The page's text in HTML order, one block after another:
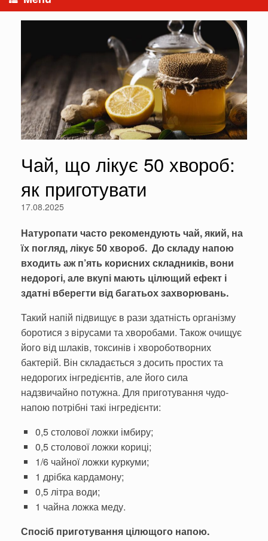
Чай, що лікує 50 хвороб:
як приготувати
17.08.2025
Натуропати часто рекомендують чай, який, на
їх погляд, лікує 50 хвороб. До складу напою
входить аж п’ять корисних складників, вони
недорогі, але вкупі мають цілющий ефект і
здатні вберегти від багатьох захворювань.
Такий напій підвищує в рази здатність організму
боротися з вірусами та хворобами. Також очищує
його від шлаків, токсинів і хвороботворних
бактерій. Він складається з досить простих та
недорогих інгредієнтів, але його сила
надзвичайно потужна. Для приготування чудо-
напою потрібні такі інгредієнти:
0,5 столової ложки імбиру;
0,5 столової ложки кориці;
1/6 чайної ложки куркуми;
1 дрібка кардамону;
0,5 літра води;
1 чайна ложка меду.
Спосіб приготування цілющого напою.